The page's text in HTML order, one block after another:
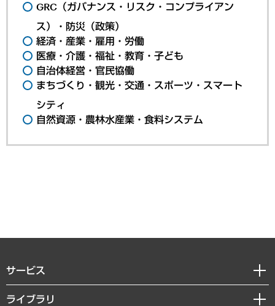
GRC（ガバナンス・リスク・コンプライアン
ス）・防災（政策）
経済・産業・雇用・労働
医療・介護・福祉・教育・子ども
自治体経営・官民協働
まちづくり・観光・交通・スポーツ・スマート
シティ
自然資源・農林水産業・食料システム
サービス
経営戦略
ライブラリ